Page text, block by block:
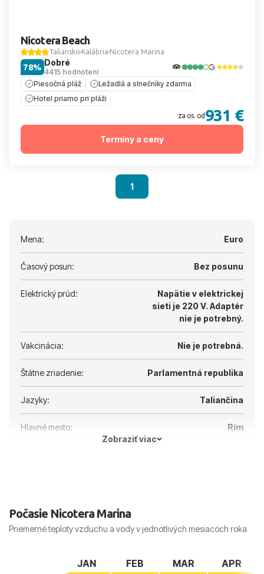
Nicotera Beach
Taliansko Kalábria Nicotera Marina
Dobré
4415 hodnotení
78%
Piesočná pláž
Ležadlá a slnečníky zdarma
Hotel priamo pri pláži
za os. od 931 €
Termíny a ceny
1
Mena: Euro
Časový posun: Bez posunu
Elektrický prúd:
Napätie v elektrickej
sieti je 220 V. Adaptér
nie je potrebný.
Vakcinácia: Nie je potrebná.
Štátne zriadenie: Parlamentná republika
Jazyky: Taliančina
Hlavné mesto:
Rím
Zobraziť viac
Počasie Nicotera Marina
Priemerné teploty vzduchu a vody v jednotlivých mesiacoch roka
JAN FEB MAR APR